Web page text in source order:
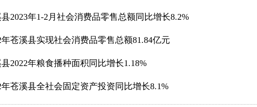
2023年1-2月社会消费品零售总额同比增长8.2%
年苍溪县实现社会消费品零售总额81.84亿元
2022年粮食播种面积同比增长1.18%
年苍溪县全社会固定资产投资同比增长8.1%